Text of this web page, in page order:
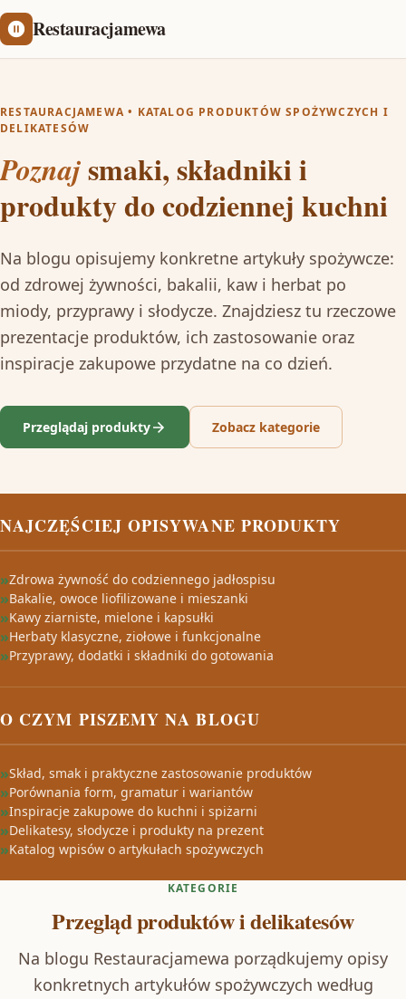
Restauracjamewa
RESTAURACJAMEWA • KATALOG PRODUKTÓW SPOŻYWCZYCH I
DELIKATESÓW
Poznajsmaki, składniki i
produkty do codziennej kuchni
Na blogu opisujemy konkretne artykuły spożywcze:
od zdrowej żywności, bakalii, kaw i herbat po
miody, przyprawy i słodycze. Znajdziesz tu rzeczowe
prezentacje produktów, ich zastosowanie oraz
inspiracje zakupowe przydatne na co dzień.
Przeglądaj produkty Zobacz kategorie
NAJCZĘŚCIEJ OPISYWANE PRODUKTY
Zdrowa żywność do codziennego jadłospisu
Bakalie, owoce liofilizowane i mieszanki
Kawy ziarniste, mielone i kapsułki
Herbaty klasyczne, ziołowe i funkcjonalne
Przyprawy, dodatki i składniki do gotowania
O CZYM PISZEMY NA BLOGU
Skład, smak i praktyczne zastosowanie produktów
Porównania form, gramatur i wariantów
Inspiracje zakupowe do kuchni i spiżarni
Delikatesy, słodycze i produkty na prezent
Katalog wpisów o artykułach spożywczych
KATEGORIE
Przegląd produktów i delikatesów
Na blogu Restauracjamewa porządkujemy opisy
konkretnych artykułów spożywczych według